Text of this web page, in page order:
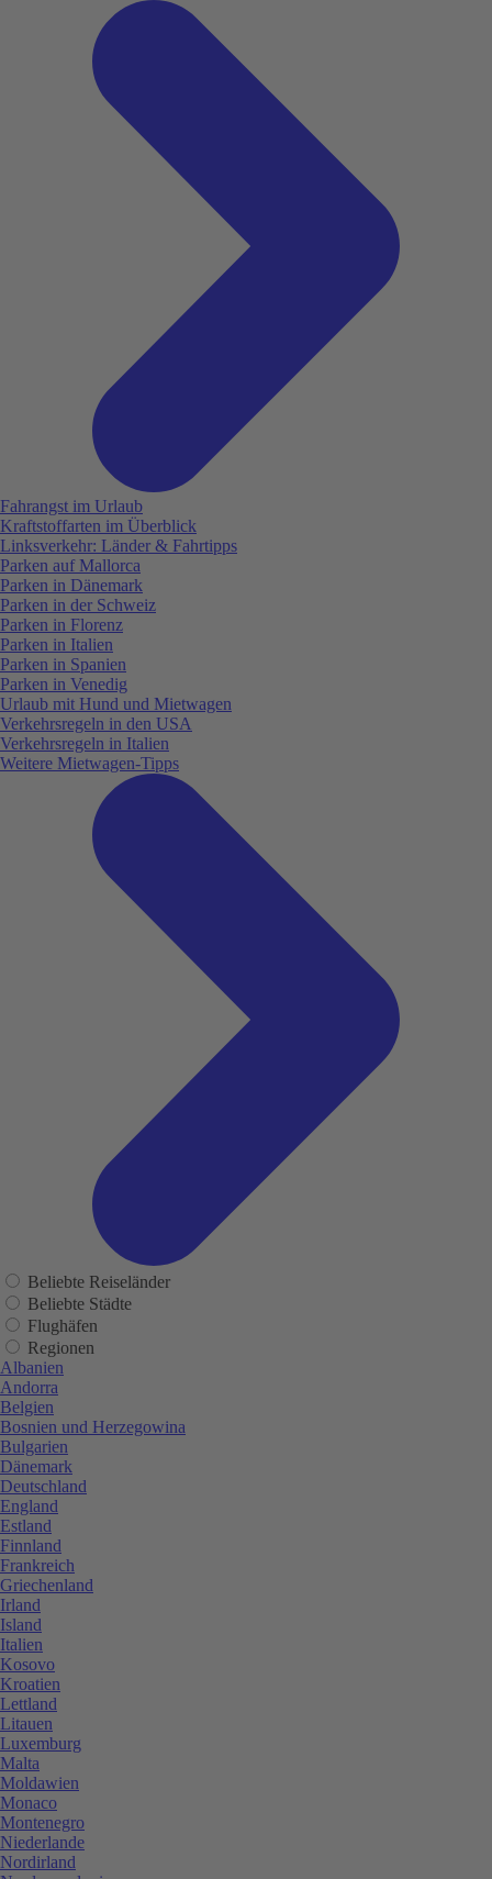
Fahrangst im Urlaub
Kraftstoffarten im Überblick
Linksverkehr: Länder & Fahrtipps
Parken auf Mallorca
Parken in Dänemark
Parken in der Schweiz
Parken in Florenz
Parken in Italien
Parken in Spanien
Parken in Venedig
Urlaub mit Hund und Mietwagen
Verkehrsregeln in den USA
Verkehrsregeln in Italien
Weitere Mietwagen-Tipps
Beliebte Reiseländer
Beliebte Städte
Flughäfen
Regionen
Albanien
Andorra
Belgien
Bosnien und Herzegowina
Bulgarien
Dänemark
Deutschland
England
Estland
Finnland
Frankreich
Griechenland
Irland
Island
Italien
Kosovo
Kroatien
Lettland
Litauen
Luxemburg
Malta
Moldawien
Monaco
Montenegro
Niederlande
Nordirland